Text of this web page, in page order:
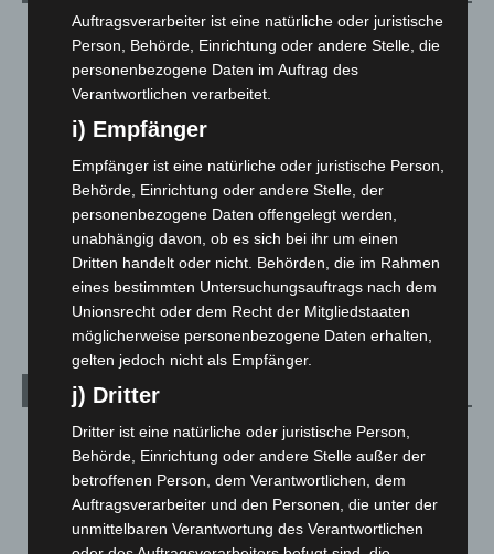
Corona-News
Hannover und Region
Langenhagen und Ortsteile
Leserbriefe
Menschen
Über uns
Veranstaltungen
1.888
1.271
Archiv
August 2026(14)
Juli 2026
(73)
Juni 2026(139)
Mai 2026(99)
Auftragsverarbeiter ist eine natürliche oder juristische
Person, Behörde, Einrichtung oder andere Stelle, die
personenbezogene Daten im Auftrag des
Verantwortlichen verarbeitet.
i) Empfänger
Empfänger ist eine natürliche oder juristische Person,
Behörde, Einrichtung oder andere Stelle, der
personenbezogene Daten offengelegt werden,
unabhängig davon, ob es sich bei ihr um einen
Dritten handelt oder nicht. Behörden, die im Rahmen
eines bestimmten Untersuchungsauftrags nach dem
Unionsrecht oder dem Recht der Mitgliedstaaten
möglicherweise personenbezogene Daten erhalten,
gelten jedoch nicht als Empfänger.
j) Dritter
Dritter ist eine natürliche oder juristische Person,
Behörde, Einrichtung oder andere Stelle außer der
betroffenen Person, dem Verantwortlichen, dem
Auftragsverarbeiter und den Personen, die unter der
unmittelbaren Verantwortung des Verantwortlichen